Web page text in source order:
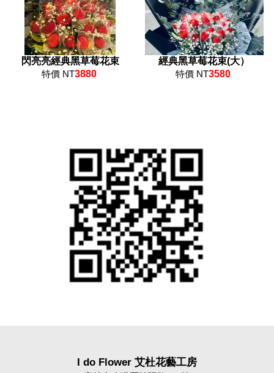
閃亮亮經典黑草莓花束
特價 NT3880
經典黑草莓花束(大）
特價 NT3580
I do Flower 艾杜花藝工房